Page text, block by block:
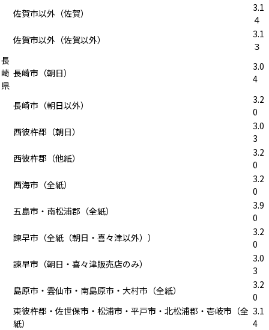
佐賀市以外（佐賀）
3.1
４
佐賀市以外（佐賀以外）
3.1
３
長
崎
県
長崎市（朝日）
3.0
4
長崎市（朝日以外）
3.2
0
西彼杵郡（朝日）
3.0
3
西彼杵郡（他紙）
3.2
0
西海市（全紙）
3.2
0
五島市・南松浦郡（全紙）
3.9
0
諫早市（全紙（朝日・喜々津以外））
3.2
0
諫早市（朝日・喜々津販売店のみ）
3.0
3
島原市・雲仙市・南島原市・大村市（全紙）
3.2
0
東彼杵郡・佐世保市・松浦市・平戸市・北松浦郡・壱岐市（全
紙）
3.1
4